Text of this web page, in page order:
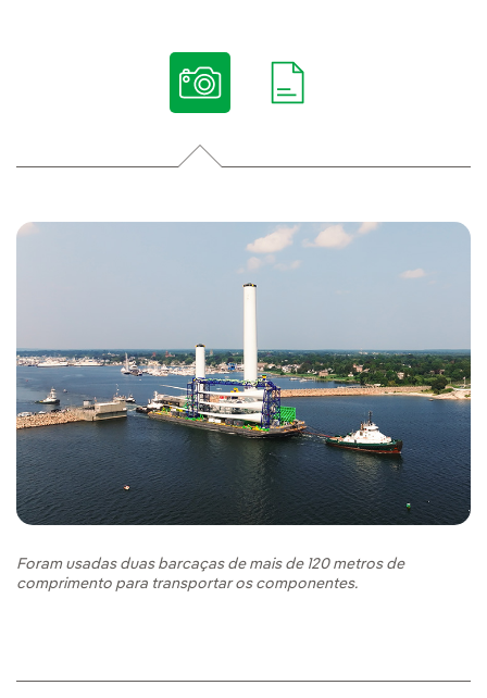
Foram usadas duas barcaças de mais de 120 metros de
comprimento para transportar os componentes.